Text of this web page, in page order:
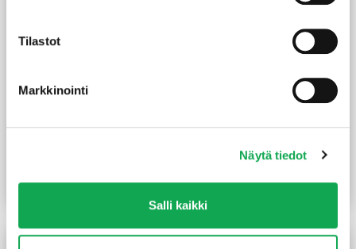
Tilastot
Markkinointi
Näytä tiedot
Salli kaikki
Lattiapontti mänty
Lattiapontti mänty
Askel peittomaalattu